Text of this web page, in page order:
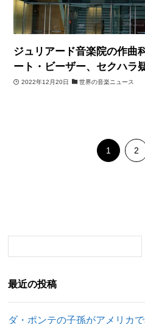
ジュリアード音楽院の作曲
ート・ビーザー、セクハラ
2022年12月20日 世界の音楽ニュース
1 2
最近の投稿
ダ・ポンテの子孫がアメリカ